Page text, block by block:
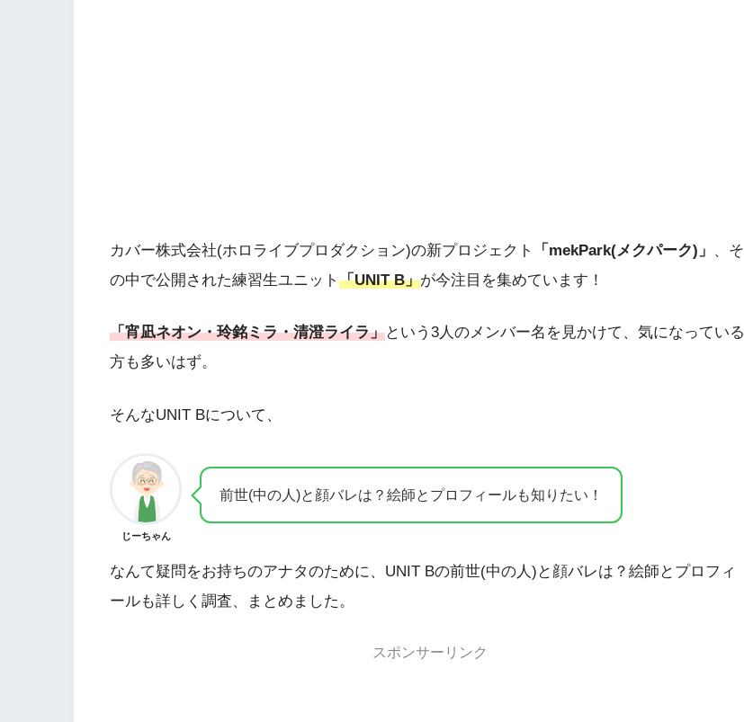
カバー株式会社(ホロライブプロダクション)の新プロジェクト 「mekPark(メクパーク)」 、そ
の中で公開された練習生ユニット 「UNIT B」が今注目を集めています！
「宵凪ネオン・玲銘ミラ・清澄ライラ」という3人のメンバー名を見かけて、気になっている
方も多いはず。
そんなUNIT Bについて、
じーちゃん
前世(中の人)と顔バレは？絵師とプロフィールも知りたい！
なんて疑問をお持ちのアナタのために、UNIT Bの前世(中の人)と顔バレは？絵師とプロフィ
ールも詳しく調査、まとめました。
スポンサーリンク